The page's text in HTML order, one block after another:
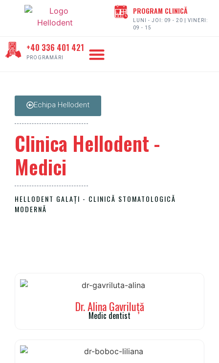
PROGRAM CLINICĂ
LUNI - JOI: 09 - 20 | VINERI:
09 - 15
+40 336 401 421
PROGRAMĂRI
Echipa Hellodent
Clinica Hellodent -
Medici
HELLODENT GALAȚI - CLINICĂ STOMATOLOGICĂ
MODERNĂ
Dr. Alina Gavriluță
Medic dentist